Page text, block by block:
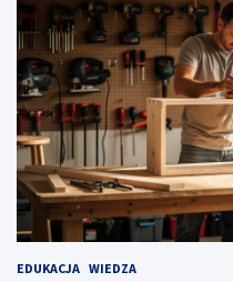
EDUKACJA WIEDZA